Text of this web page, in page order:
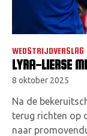
WEDSTRIJDVERSLAG
LYRA-LIERSE
8 oktober 2025
Na de
terug richten op
naar